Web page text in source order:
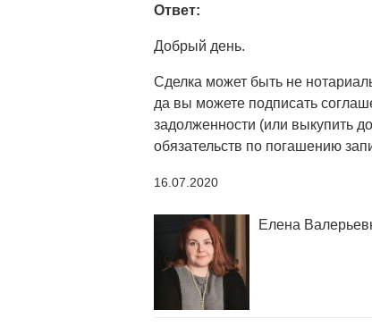
Ответ:
Добрый день.
Сделка может быть не
да вы можете подписать
задолженности (или выкупить
обязательств по погашению
16.07.2020
Елена